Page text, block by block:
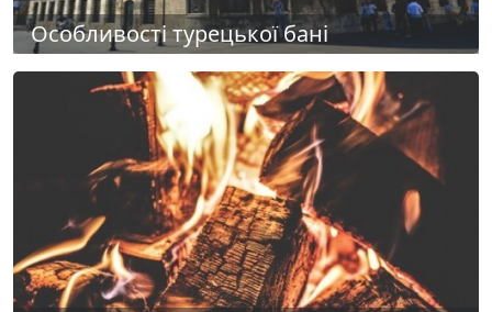
Особливості турецької бані